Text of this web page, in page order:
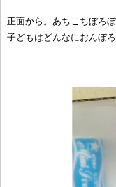
正面から。あちこちぼろ
子どもはどんなにおんぼ